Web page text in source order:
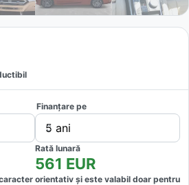
Finanțare pe
5 ani
Rată lunară
561 EUR
orientativ și este valabil doar pentru